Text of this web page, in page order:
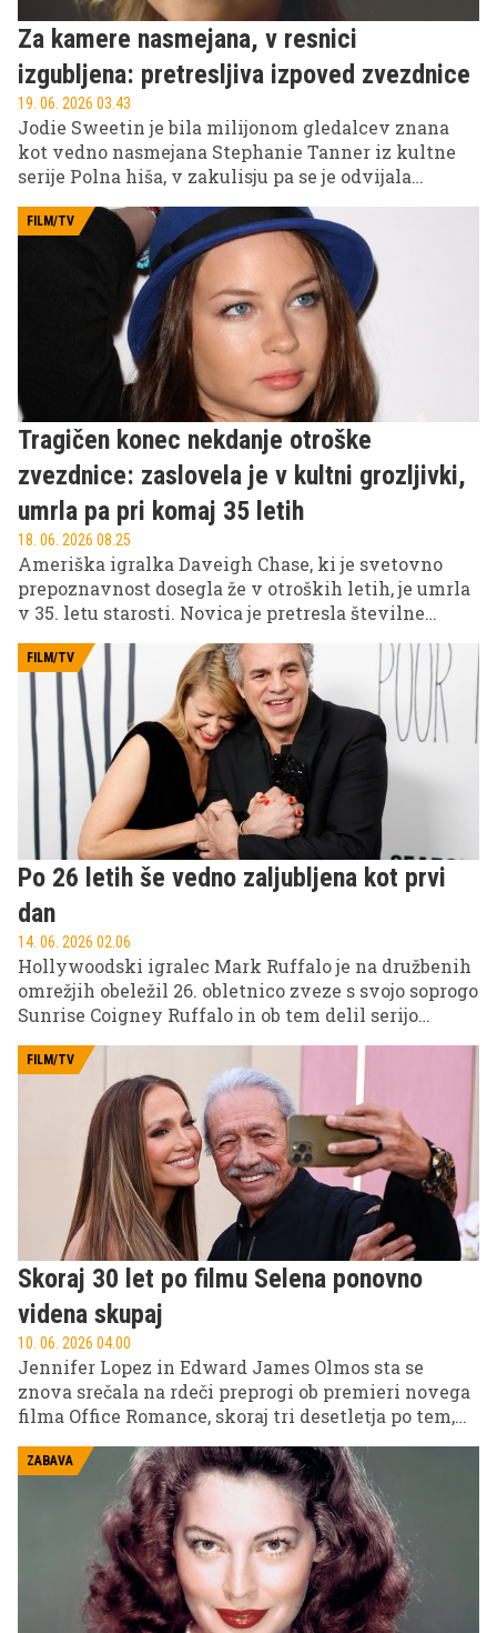
Za kamere nasmejana, v resnici
izgubljena: pretresljiva izpoved zvezdnice
19. 06. 2026 03.43
Jodie Sweetin je bila milijonom gledalcev znana
kot vedno nasmejana Stephanie Tanner iz kultne
serije Polna hiša, v zakulisju pa se je odvijala
povsem drugačna zgodba. Nekdanja otroška zvezda
ene najbolj priljubljenih ameriških serij je dolgo časa
skrivala težko osebno bitko z odvisnostjo, ki jo je
kasneje sama odprto razkrila v intervjujih in
avtobiografiji.
FILM/TV
Tragičen konec nekdanje otroške
zvezdnice: zaslovela je v kultni grozljivki,
umrla pa pri komaj 35 letih
18. 06. 2026 08.25
Ameriška igralka Daveigh Chase, ki je svetovno
prepoznavnost dosegla že v otroških letih, je umrla
v 35. letu starosti. Novica je pretresla številne
oboževalce, saj je bila povezana z nekaterimi najbolj
prepoznavnimi filmskimi uspešnicami začetka
tega tisočletja.
FILM/TV
Po 26 letih še vedno zaljubljena kot prvi
dan
14. 06. 2026 02.06
Hollywoodski igralec Mark Ruffalo je na družbenih
omrežjih obeležil 26. obletnico zveze s svojo soprogo
Sunrise Coigney Ruffalo in ob tem delil serijo
prikazujejo njuno dolgoletno skupno pot.
FILM/TV
Skoraj 30 let po filmu Selena ponovno
videna skupaj
10. 06. 2026 04.00
Jennifer Lopez in Edward James Olmos sta se
znova srečala na rdeči preprogi ob premieri novega
filma Office Romance, skoraj tri desetletja po tem,
drami Selena, zaradi katere je igralka v hipu postala
svetovno znana zvezda.
ZABAVA